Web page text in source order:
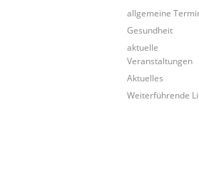
allgemeine
Gesundheit
aktuelle
Veranstaltungen
Aktuelles
Weiterführende